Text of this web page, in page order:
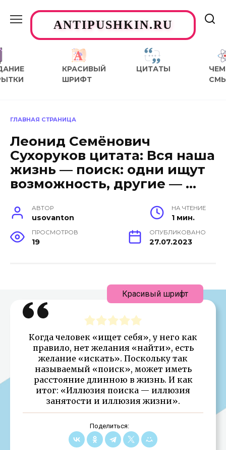
содержаниюANTIPUSHKIN.RU
КРАСИВЫЙ
ШРИФТ
ЦИТАТЫ
ЧЕМ
ГЛАВНАЯ СТРАНИЦА
Леонид Семёнович
Сухоруков цитата: Вся наша
жизнь — поиск: одни ищут
возможность, другие — …
АВТОР
usovanton
НА ЧТЕНИЕ
1 мин.
ПРОСМОТРОВ
19
ОПУБЛИКОВАНО
27.07.2023
Когда человек «ищет себя», у него как
правило, нет желания «найти», есть
желание «искать». Поскольку так
называемый «поиск», может иметь
расстояние длинною в жизнь. И как
итог: «Иллюзия поиска — иллюзия
занятости и иллюзия жизни».
Поделиться:
Красивый шрифт